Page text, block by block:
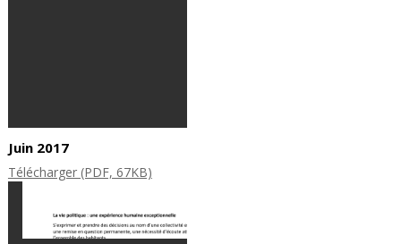
Juin 2017
Télécharger (PDF, 67KB)